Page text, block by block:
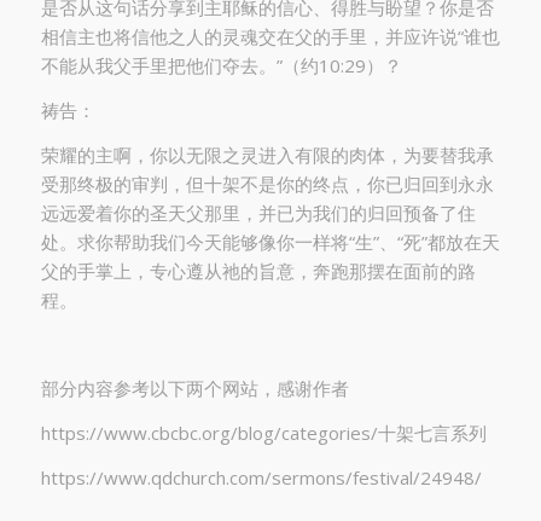
是否从这句话分享到主耶稣的信心、得胜与盼望？你是否
相信主也将信他之人的灵魂交在父的手里，并应许说“谁也
不能从我父手里把他们夺去。”（约10:29）？
祷告：
荣耀的主啊，你以无限之灵进入有限的肉体，为要替我承
受那终极的审判，但十架不是你的终点，你已归回到永永
远远爱着你的圣天父那里，并已为我们的归回预备了住
处。求你帮助我们今天能够像你一样将“生”、“死”都放在天
父的手掌上，专心遵从祂的旨意，奔跑那摆在面前的路
程。
部分内容参考以下两个网站，感谢作者
https://www.cbcbc.org/blog/categories/十架七言系列
https://www.qdchurch.com/sermons/festival/24948/